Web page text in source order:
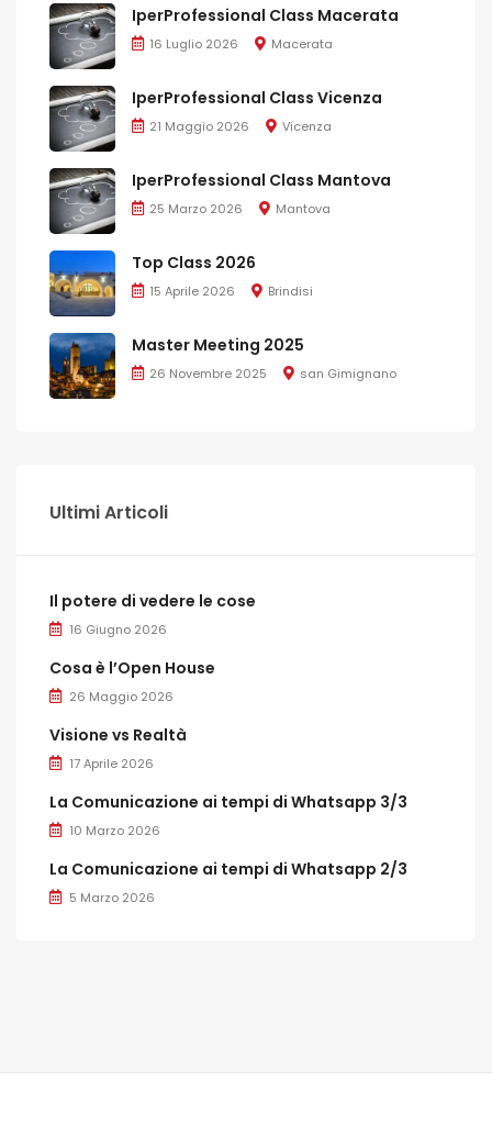
IperProfessional Class Macerata
16 Luglio 2026 Macerata
IperProfessional Class Vicenza
21 Maggio 2026 Vicenza
IperProfessional Class Mantova
25 Marzo 2026 Mantova
Top Class 2026
15 Aprile 2026 Brindisi
Master Meeting 2025
26 Novembre 2025 san Gimignano
Ultimi Articoli
Il potere di vedere le cose
16 Giugno 2026
Cosa è l’Open House
26 Maggio 2026
Visione vs Realtà
17 Aprile 2026
La Comunicazione ai tempi di Whatsapp 3/3
10 Marzo 2026
La Comunicazione ai tempi di Whatsapp 2/3
5 Marzo 2026